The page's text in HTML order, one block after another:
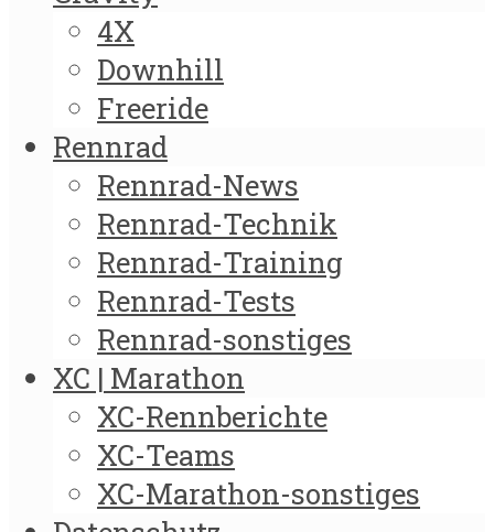
4X
Downhill
Freeride
Rennrad
Rennrad-News
Rennrad-Technik
Rennrad-Training
Rennrad-Tests
Rennrad-sonstiges
XC | Marathon
XC-Rennberichte
XC-Teams
XC-Marathon-sonstiges